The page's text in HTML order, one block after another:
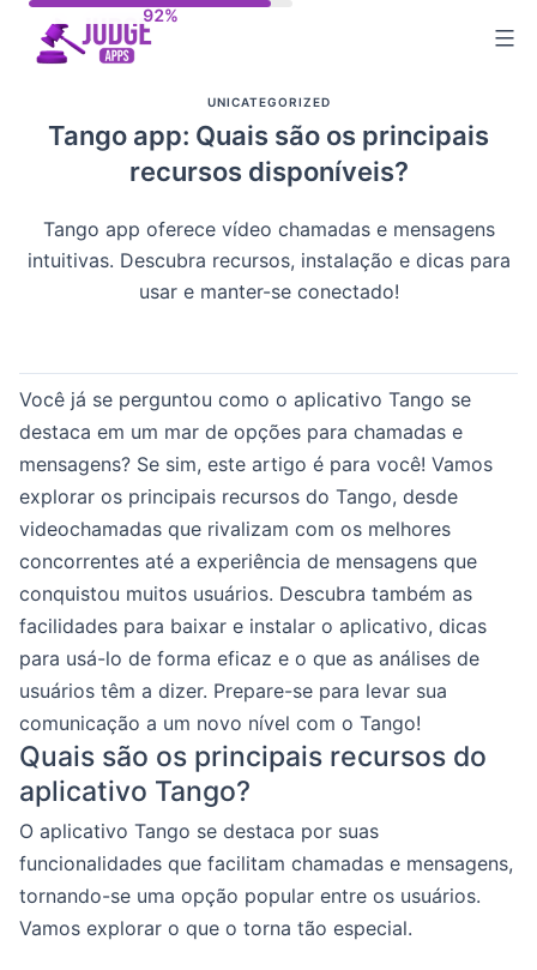
UNICATEGORIZED
Tango app: Quais são os principais
recursos disponíveis?
Tango app oferece vídeo chamadas e mensagens
intuitivas. Descubra recursos, instalação e dicas para
usar e manter-se conectado!
Você já se perguntou como o aplicativo Tango se
destaca em um mar de opções para chamadas e
mensagens? Se sim, este artigo é para você! Vamos
explorar os principais recursos do Tango, desde
videochamadas que rivalizam com os melhores
concorrentes até a experiência de mensagens que
conquistou muitos usuários. Descubra também as
facilidades para baixar e instalar o aplicativo, dicas
para usá-lo de forma eficaz e o que as análises de
usuários têm a dizer. Prepare-se para levar sua
comunicação a um novo nível com o Tango!
Quais são os principais recursos do
aplicativo Tango?
O aplicativo Tango se destaca por suas
funcionalidades que facilitam chamadas e mensagens,
tornando-se uma opção popular entre os usuários.
Vamos explorar o que o torna tão especial.